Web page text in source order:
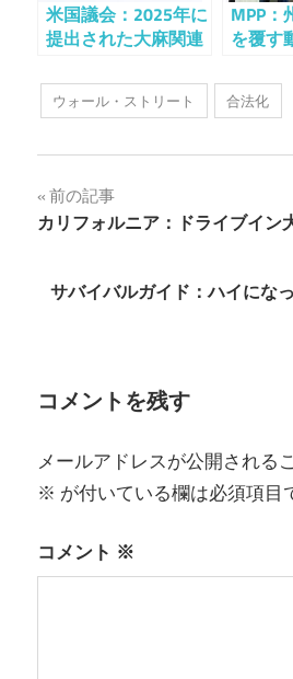
米国議会：2025年に
提出された大麻関連
MPP：
を覆す
先課題
ならな
ウォール・ストリート 合法化
投
稿
ナ
ー
シ
ョ
ン
前の記事
カリフォルニア：ドライブイン
サバイバルガイド：ハイにな
コメントを残す
メールアドレスが公開される
※ が付いている欄は必須項目
コメント ※